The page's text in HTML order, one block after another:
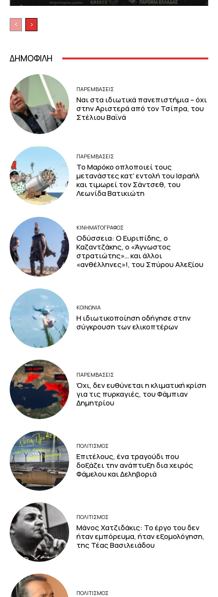
ΔΗΜΟΦΙΛΗ
ΠΑΡΕΜΒΑΣΕΙΣ
Ναι στα ιδιωτικά πανεπιστήμια – όχι
στην Αριστερά από τον Τσίπρα, του
Στέλιου Βαϊνά
ΠΑΡΕΜΒΑΣΕΙΣ
Το Μαρόκο οπλοποιεί τους
μετανάστες κατ’ εντολή του Ισραήλ
και τιμωρεί τον Σάντσεθ, του
Λεωνίδα Βατικιώτη
ΚΙΝΗΜΑΤΟΓΡΆΦΟΣ
Οδύσσεια: Ο Ευριπίδης, ο
Καζαντζάκης, ο «Άγνωστος
στρατιώτης»… και άλλοι
«ανθέλληνες»!, του Σπύρου Αλεξίου
ΚΟΙΝΩΝΙΑ
Η ιδιωτικοποίηση οδήγησε στην
σύγκρουση των ελικοπτέρων
ΠΑΡΕΜΒΑΣΕΙΣ
Όχι, δεν ευθύνεται η κλιματική κρίση
για τις πυρκαγιές, του Φάμπιαν
Δημητρίου
ΠΟΛΙΤΙΣΜΟΣ
Επιτέλους, ένα τραγούδι που
δοξάζει την ανάπτυξη δια χειρός
Φάμελου και Δεληβοριά
ΠΟΛΙΤΙΣΜΟΣ
Μάνος Χατζιδάκις: Το έργο του δεν
ήταν εμπόρευμα, ήταν εξομολόγηση,
της Τέας Βασιλειάδου
ΠΟΛΙΤΙΣΜΟΣ